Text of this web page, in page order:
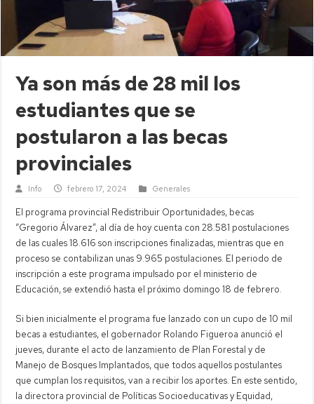
Ya son más de 28 mil los
estudiantes que se
postularon a las becas
provinciales
Info febrero 17, 2024 Generales
El programa provincial Redistribuir Oportunidades, becas
“Gregorio Álvarez”, al día de hoy cuenta con 28.581 postulaciones
de las cuales 18.616 son inscripciones finalizadas, mientras que en
proceso se contabilizan unas 9.965 postulaciones. El periodo de
inscripción a este programa impulsado por el ministerio de
Educación, se extendió hasta el próximo domingo 18 de febrero.
Si bien inicialmente el programa fue lanzado con un cupo de 10 mil
becas a estudiantes, el gobernador Rolando Figueroa anunció el
jueves, durante el acto de lanzamiento de Plan Forestal y de
Manejo de Bosques Implantados, que todos aquellos postulantes
que cumplan los requisitos, van a recibir los aportes. En este sentido,
la directora provincial de Políticas Socioeducativas y Equidad,